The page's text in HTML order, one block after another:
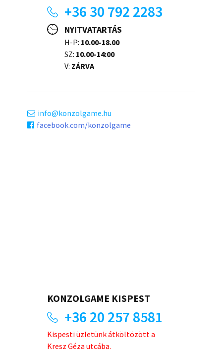
+36 30 792 2283
NYITVATARTÁS
H-P: 10.00-18.00
SZ: 10.00-14:00
V: ZÁRVA
info
konzolgame.hu
facebook.com/konzolgame
KONZOLGAME KISPEST
+36 20 257 8581
Kispesti üzletünk átköltözött a
Kresz Géza utcába.